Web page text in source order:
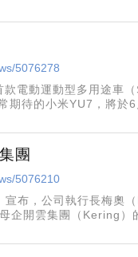
5076278
電動運動型多用途車
待的小米YU7，將於6
團
5076210
布，公司執行長梅奧
企開雲集團（Kering）